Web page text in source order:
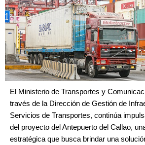
El Ministerio de Transportes y
través de la Dirección de Gestión de
Servicios de Transportes, continúa
del proyecto del Antepuerto del Callao,
estratégica que busca brindar una